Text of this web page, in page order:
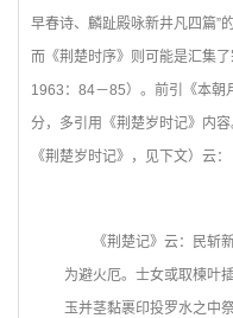
早春诗、麟趾殿咏新井凡四篇”
而《荆楚时序》则可能是汇集
1963：84－85）。前引《本朝
分，多引用《荆楚岁时记》内
《荆楚岁时记》，见下文）云：
《荆楚记》云：民斩
为避火厄。士女或取楝叶
玉并茎黏裹印投罗水之中